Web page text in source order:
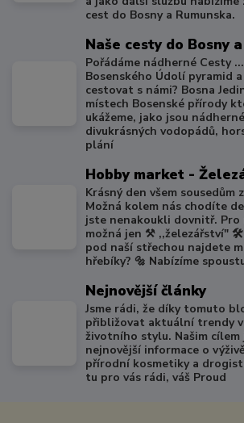
cest do Bosny a Rumunska.
Naše cesty do Bosny
Pořádáme nádherné Cesty
Bosenského Údolí pyramid
cestovat s námi? Bosna
místech Bosenské přírody
ukážeme, jako jsou
divukrásných vodopádů,
plání
Hobby market -
Krásný den všem sousedům
Možná kolem nás chodíte
jste nenakoukli dovnitř. Pro
možná jen ⚒️ ,,železářství"
pod naší střechou najdete
hřebíky? 🔩 Nabízíme
Nejnovější články
Jsme rádi, že díky tomuto
přibližovat aktuální trendy
životního stylu. Našim cílem
nejnovější informace o
přírodní kosmetiky a
tu pro vás rádi, váš Proud